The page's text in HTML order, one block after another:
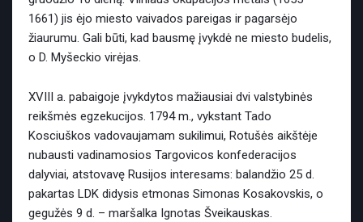
1661) jis ėjo miesto vaivados pareigas ir pagarsėjo
žiaurumu. Gali būti, kad bausmę įvykdė ne miesto budelis,
o D. Myšeckio virėjas.
XVIII a. pabaigoje įvykdytos mažiausiai dvi valstybinės
reikšmės egzekucijos. 1794 m., vykstant Tado
Kosciuškos vadovaujamam sukilimui, Rotušės aikštėje
nubausti vadinamosios Targovicos konfederacijos
dalyviai, atstovavę Rusijos interesams: balandžio 25 d.
pakartas LDK didysis etmonas Simonas Kosakovskis, o
gegužės 9 d. – maršalka Ignotas Šveikauskas.